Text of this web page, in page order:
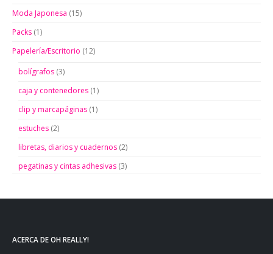
Moda Japonesa (15)
Packs (1)
Papelería/Escritorio (12)
bolígrafos (3)
caja y contenedores (1)
clip y marcapáginas (1)
estuches (2)
libretas, diarios y cuadernos (2)
pegatinas y cintas adhesivas (3)
ACERCA DE OH REALLY!